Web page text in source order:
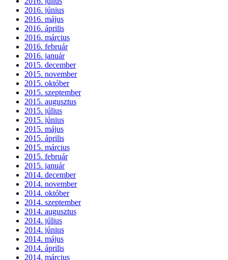
2016. június
2016. május
2016. április
2016. március
2016. február
2016. január
2015. december
2015. november
2015. október
2015. szeptember
2015. augusztus
2015. július
2015. június
2015. május
2015. április
2015. március
2015. február
2015. január
2014. december
2014. november
2014. október
2014. szeptember
2014. augusztus
2014. július
2014. június
2014. május
2014. április
2014. március